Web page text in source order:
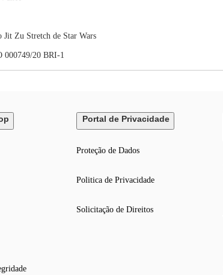
Jit Zu Stretch de Star Wars
000749/20 BRI-1
Portal de Privacidade
Proteção de Dados
Politica de Privacidade
Solicitação de Direitos